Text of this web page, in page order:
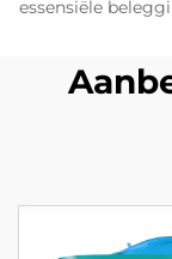
essensiële